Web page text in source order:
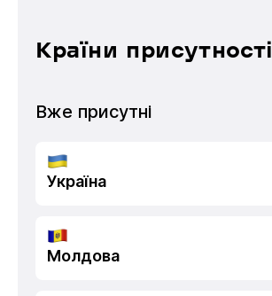
Країни присутності
Вже присутні
Україна
Молдова